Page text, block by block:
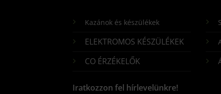
Kazánok és készülékek
ELEKTROMOS KÉSZÜLÉKEK
CO ÉRZÉKELŐK
Iratkozzon fel hírlevelünkre!